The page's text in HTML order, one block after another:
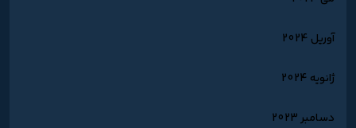
آوریل 2024
ژانویه 2024
دسامبر 2023